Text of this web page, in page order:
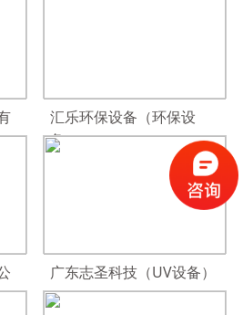
汇乐环保设备（环保设
备）
广东志圣科技（UV设备）